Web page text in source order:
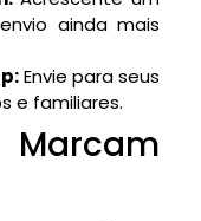
ainda mais
Envie para seus
e familiares.